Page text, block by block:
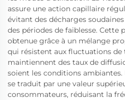
assure une action capillaire
évitant des décharges
des périodes de faiblesse. Cette
obtenue grâce à un mélange
qui résistent aux fluctuations de
maintiennent des taux de
soient les conditions ambiantes.
se traduit par une valeur
consommateurs, réduisant la